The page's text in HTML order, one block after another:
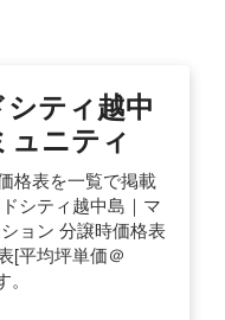
シティ越中
ニティ
格表を一覧で掲載
シティ越中島｜マ
ョン 分譲時価格表
[平均坪単価＠